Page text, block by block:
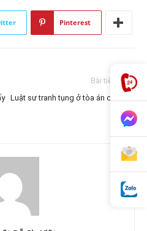
Pinterest
Bài tiếp theo
Luật sư tranh tụng ở tòa án các cấp